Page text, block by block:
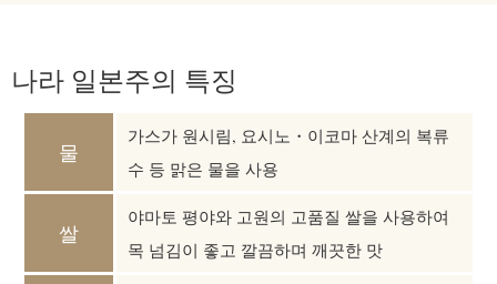
나라 일본주의 특징
물
가스가 원시림, 요시노・이코마 산계의 복류
수 등 맑은 물을 사용
쌀
야마토 평야와 고원의 고품질 쌀을 사용하여
목 넘김이 좋고 깔끔하며 깨끗한 맛